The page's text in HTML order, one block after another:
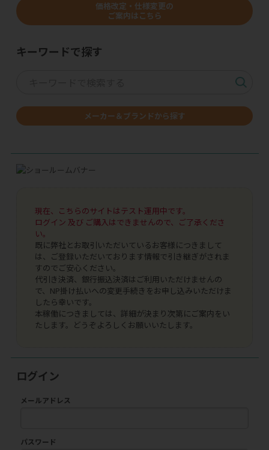
価格改定・仕様変更の
ご案内はこちら
キーワードで探す
メーカー＆ブランドから探す
現在、こちらのサイトはテスト運用中です。
ログイン 及び ご購入はできませんので、ご了承くださ
い。
既に弊社とお取引いただいているお客様につきまして
は、ご登録いただいております情報で引き継ぎがされま
すのでご安心ください。
代引き決済、銀行振込決済はご利用いただけませんの
で、NP掛け払いへの変更手続きをお申し込みいただけま
したら幸いです。
本稼働につきましては、詳細が決まり次第にご案内をい
たします。どうぞよろしくお願いいたします。
ログイン
メールアドレス
パスワード